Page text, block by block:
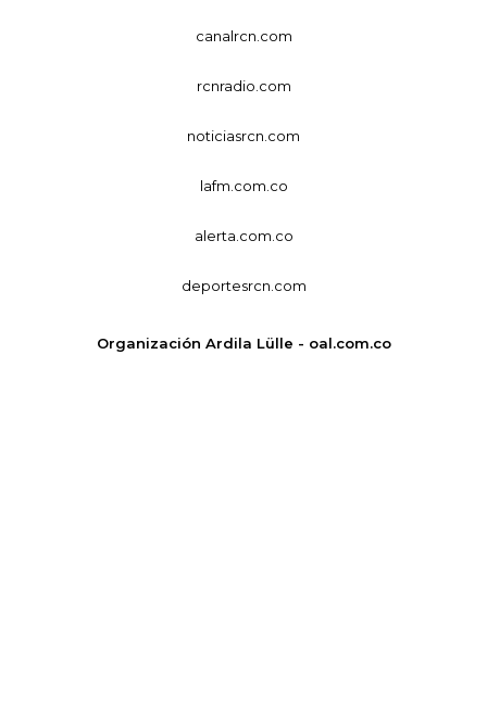
canalrcn.com
rcnradio.com
noticiasrcn.com
lafm.com.co
alerta.com.co
deportesrcn.com
Organización Ardila Lülle - oal.com.co